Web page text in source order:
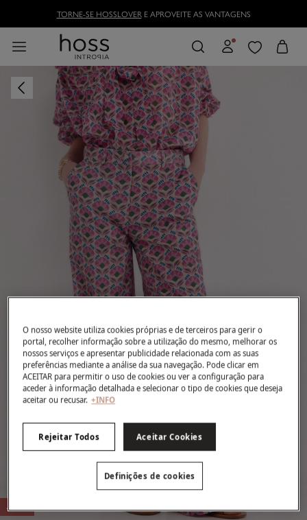
TORNE-SE HOSSLOVERE APROVEITE AS VANTAGENS
-51%
O nosso website utiliza cookies próprias e de terceiros para gerir o
portal, recolher informação sobre a utilização do mesmo, melhorar os
nossos serviços e apresentar publicidade relacionada com as suas
preferências mediante a análise da sua navegação. Pode clicar em
ACEITAR para permitir o uso de cookies ou ver a configuração para
aceder à informação detalhada e selecionar o tipo de cookies que deseja
aceitar ou recusar. +INFO
Rejeitar Todos Aceitar Cookies
Definições de cookies